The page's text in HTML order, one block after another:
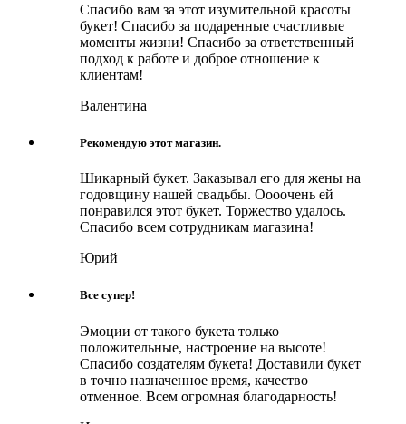
Спасибо вам за этот изумительной красоты
букет! Спасибо за подаренные счастливые
моменты жизни! Спасибо за ответственный
подход к работе и доброе отношение к
клиентам!
Валентина
Рекомендую этот магазин.
Шикарный букет. Заказывал его для жены на
годовщину нашей свадьбы. Оооочень ей
понравился этот букет. Торжество удалось.
Спасибо всем сотрудникам магазина!
Юрий
Все супер!
Эмоции от такого букета только
положительные, настроение на высоте!
Спасибо создателям букета! Доставили букет
в точно назначенное время, качество
отменное. Всем огромная благодарность!